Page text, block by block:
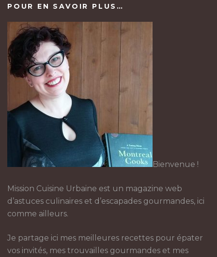
POUR EN SAVOIR PLUS…
Bienvenue !
Mission Cuisine Urbaine est un magazine web
d’astuces culinaires et d’escapades gourmandes, ici
comme ailleurs.
Je partage ici mes meilleures recettes pour épater
vos invités, mes trouvailles gourmandes et mes